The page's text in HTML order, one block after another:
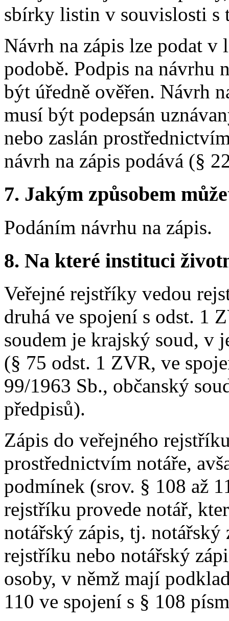
sbírky listin v souvislosti s
Návrh na zápis lze podat
podobě. Podpis na návrhu
být úředně ověřen. Návrh
musí být podepsán
nebo zaslán
návrh na zápis podává (§
7. Jakým způsobem
Podáním návrhu na zápis.
8. Na které instituci
Veřejné rejstříky vedou
druhá ve spojení s odst. 1
soudem je krajský soud, v
(§ 75 odst. 1 ZVR, ve
99/1963 Sb., občanský
předpisů).
Zápis do veřejného
prostřednictvím notáře,
podmínek (srov. § 108 až
rejstříku provede notář,
notářský zápis, tj. notářský
rejstříku nebo notářský
osoby, v němž mají
110 ve spojení s § 108